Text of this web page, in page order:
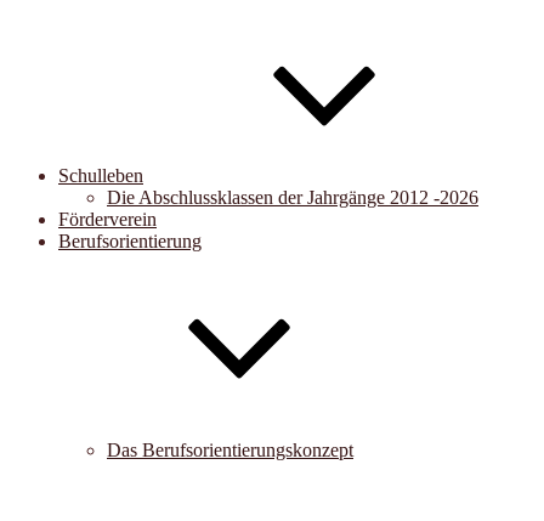
Schulleben
Die Abschlussklassen der Jahrgänge 2012 -2026
Förderverein
Berufsorientierung
Das Berufsorientierungskonzept